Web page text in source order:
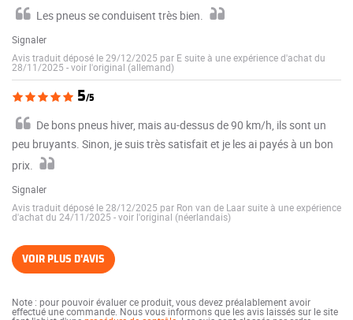
Les pneus se conduisent très bien.
Signaler
Avis traduit déposé le 29/12/2025 par E suite à une expérience d'achat du
28/11/2025 -voir l'original (allemand)
5/5
De bons pneus hiver, mais au-dessus de 90 km/h, ils sont un
peu bruyants. Sinon, je suis très satisfait et je les ai payés à un bon
prix.
Signaler
Avis traduit déposé le 28/12/2025 par Ron van de Laar suite à une expérience
d'achat du 24/11/2025 -voir l'original (néerlandais)
VOIR PLUS D'AVIS
Note : pour pouvoir évaluer ce produit, vous devez préalablement avoir
effectué une commande. Nous vous informons que les avis laissés sur le site